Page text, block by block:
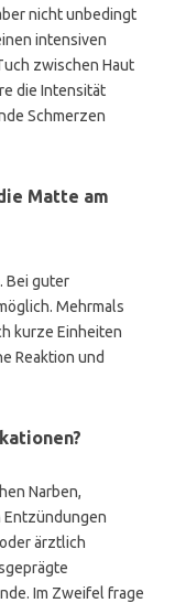
nicht unbedingt
intensiven
zwischen Haut
die Intensität
Schmerzen
Matte am
Bei guter
Mehrmals
kurze Einheiten
Reaktion und
Narben,
ärztlich
Im Zweifel frage